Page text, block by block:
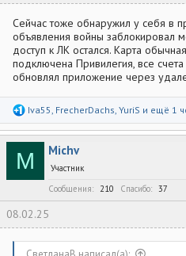
Сейчас тоже обнаружил у себя в
объявления войны заблокировал
доступ к ЛК остался. Карта
подключена Привилегия, все
обновлял приложение через
Р
а
к
ц
и
Iva55, FrecherDachs, YuriS и ещё 1
M Michv
Участник
Сообщения
210 Спасибо 37
08.02.25